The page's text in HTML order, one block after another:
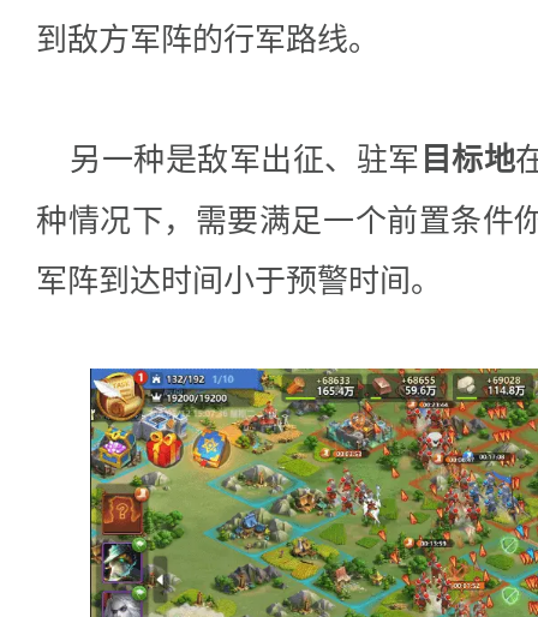
到敌方军阵的行军路线。
另一种是敌军出征、驻军目标地
种情况下，需要满足一个前置条件
军阵到达时间小于预警时间。